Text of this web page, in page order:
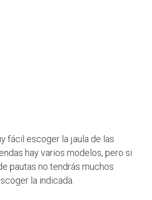
fácil escoger la jaula de las
hay varios modelos, pero si
pautas no tendrás muchos
la indicada.